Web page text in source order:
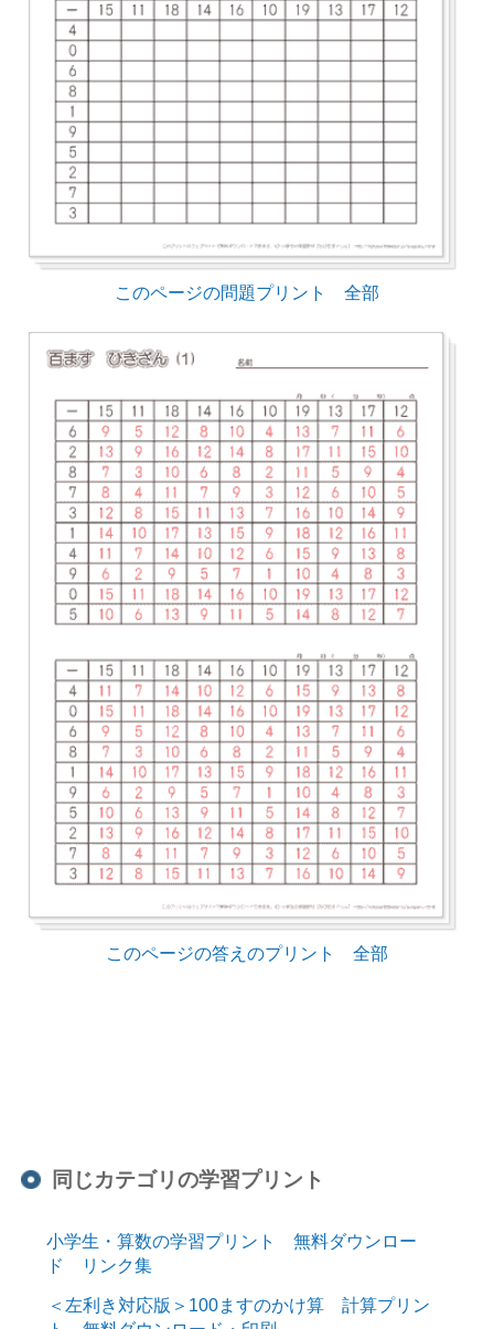
このページの問題プリント 全部
このページの答えのプリント 全部
同じカテゴリの学習プリント
小学生・算数の学習プリント 無料ダウンロー
ド リンク集
＜左利き対応版＞100ますのかけ算 計算プリン